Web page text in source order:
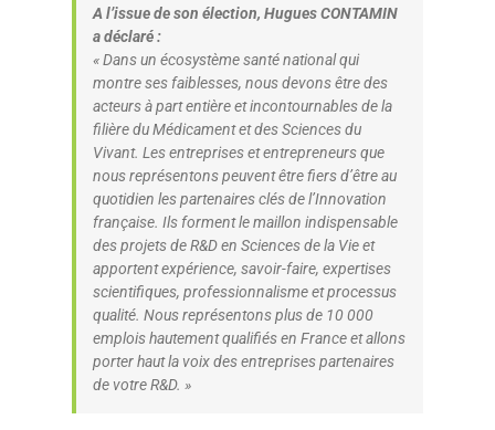
A l’issue de son élection, Hugues CONTAMIN
a déclaré :
«Dans un écosystème santé national qui
montre ses faiblesses, nous devons être des
acteurs à part entière et incontournables de la
filière du Médicament et des Sciences du
Vivant. Les entreprises et entrepreneurs que
nous représentons peuvent être fiers d’être au
quotidien les partenaires clés de l’Innovation
française. Ils forment le maillon indispensable
des projets de R&D en Sciences de la Vie et
apportent expérience, savoir-faire, expertises
scientifiques, professionnalisme et processus
qualité. Nous représentons plus de 10 000
emplois hautement qualifiés en France et allons
porter haut la voix des entreprises partenaires
de votre R&D. »